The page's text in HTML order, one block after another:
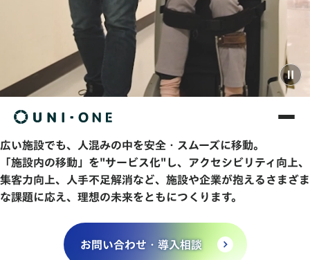
広い施設でも、人混みの中を安全・スムーズに移動。
「施設内の移動」を"サービス化"し、アクセシビリティ向上、
集客力向上、人手不足解消など、施設や企業が抱えるさまざま
な課題に応え、理想の未来をともにつくります。
お問い合わせ・導入相談